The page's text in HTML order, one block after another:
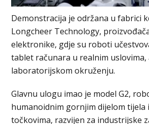
Demonstracija je održana u fabrici
Longcheer Technology,
elektronike, gdje su roboti
tablet računara u realnim uslovima,
laboratorijskom okruženju.
Glavnu ulogu imao je model G2,
humanoidnim gornjim dijelom tijela
točkovima, razvijen za industrijske